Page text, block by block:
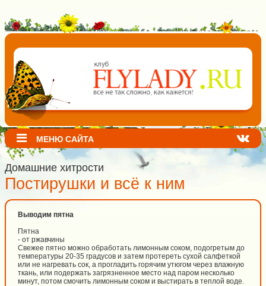
МЕНЮ САЙТА
Домашние хитрости
Постирушки и всё к ним
Выводим пятна
Пятна
- от ржавчины
Свежее пятно можно обработать лимонным соком, подогретым до
температуры 20-35 градусов и затем протереть сухой салфеткой
или не нагревать сок, а прогладить горячим утюгом через влажную
ткань, или подержать загрязненное место над паром несколько
минут, потом смочить лимонным соком и выстирать в теплой воде.